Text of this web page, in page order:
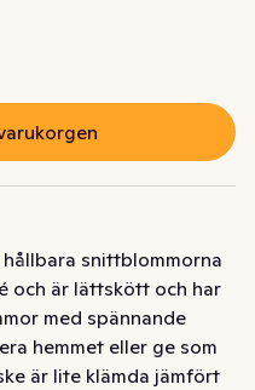
snittblommorna
och är lättskött och har
med spännande
hemmet eller ge som
är lite klämda jämfört